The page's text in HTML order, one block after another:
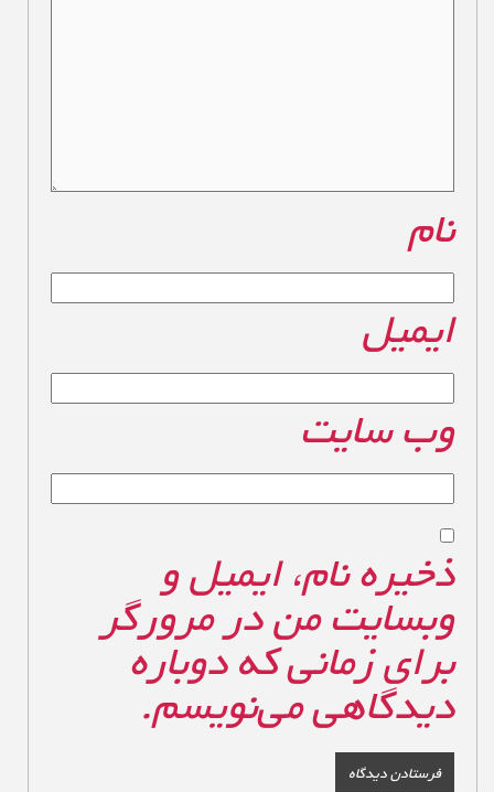
نام*
ایمیل*
وب‌ سایت
ذخیره نام، ایمیل و
وبسایت من در مرورگر
برای زمانی که دوباره
دیدگاهی می‌نویسم.